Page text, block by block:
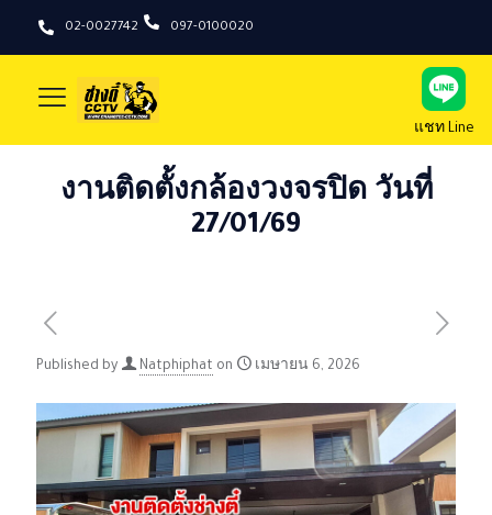
02-0027742 097-0100020
แชท Line
งานติดตั้งกล้องวงจรปิด วันที่
27/01/69
Published by Natphiphat on เมษายน 6, 2026